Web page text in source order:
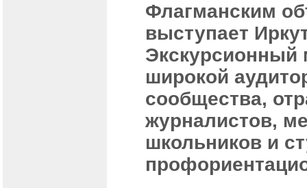
Флагманским
выступает
Экскурсионный
широкой
сообщества,
журналистов,
школьников и